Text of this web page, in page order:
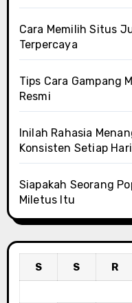
Cara Memilih Situs
Terpercaya
Tips Cara Gampang
Resmi
Inilah Rahasia
Konsisten Setiap Hari
Siapakah Seorang
Miletus Itu
S S R